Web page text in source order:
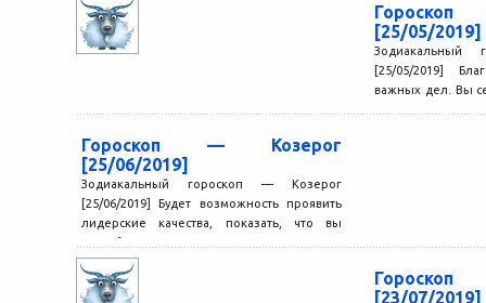
[25/05/2019]
Зодиакальный
[25/05/2019]
важных дел. Вы
Гороскоп — Козерог
[25/06/2019]
Зодиакальный гороскоп — Козерог
[25/06/2019] Будет возможность проявить
лидерские качества, показать, что вы
способны руководить другими людьми,
брать на себя...
[23/07/2019]